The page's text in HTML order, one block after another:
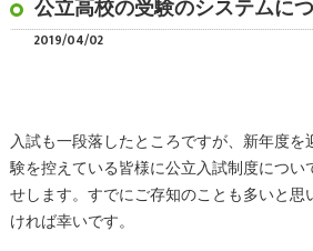
公立高校の受験のシステムに
2019/04/02
入試も一段落したところですが、新年度を
験を控えている皆様に公立入試制度につい
せします。すでにご存知のことも多いと
ければ幸いです。